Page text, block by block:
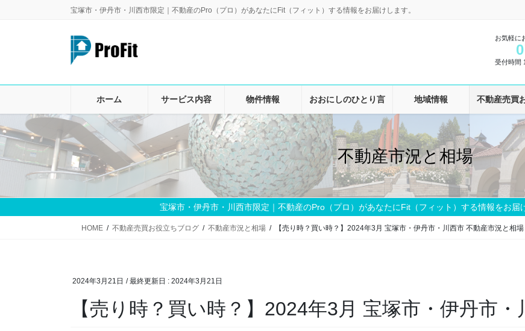
動
宝塚市・伊丹市・川西市限定｜不動産のPro（プロ）があなたにFit（フィット）する情報をお届けします。
お気軽に
受付時間
ホーム サービス内容 物件情報 おおにしのひとり言 地域情報 不動産売買
不動産市況と相場
宝塚市・伊丹市・川西市限定｜不動産のPro（プロ）があなたにFit（フィット）する情報をお届
HOME 不動産売買お役立ちブログ 不動産市況と相場 【売り時？買い時？】2024年3月 宝塚市・伊丹市・川西市 不動産市況と相場
2024年3月21日 / 最終更新日 : 2024年3月21日
【売り時？買い時？】2024年3月 宝塚市・伊丹市